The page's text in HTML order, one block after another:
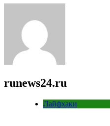
runews24.ru
Лайфхаки